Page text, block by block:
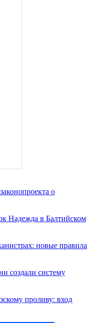
о
Надежда в Балтийском
новые правила
создали систему
проливу: вход